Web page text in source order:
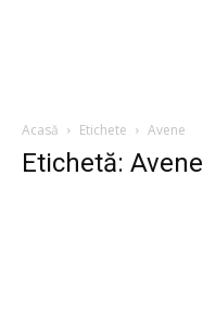
Acasă Etichete Avene
Etichetă: Avene